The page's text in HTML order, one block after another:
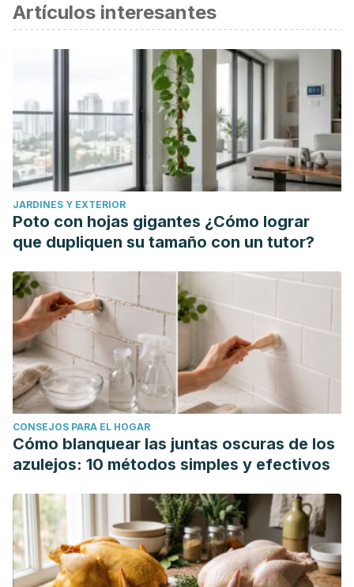
Artículos interesantes
JARDINES Y EXTERIOR
Poto con hojas gigantes ¿Cómo lograr
que dupliquen su tamaño con un tutor?
CONSEJOS PARA EL HOGAR
Cómo blanquear las juntas oscuras de los
azulejos: 10 métodos simples y efectivos